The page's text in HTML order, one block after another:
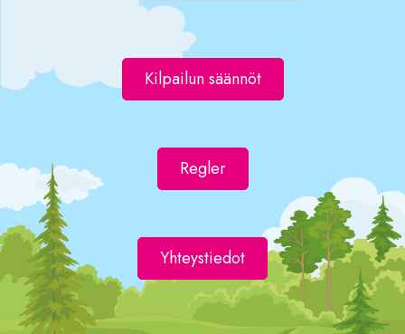
Kilpailun säännöt
Regler
Yhteystiedot